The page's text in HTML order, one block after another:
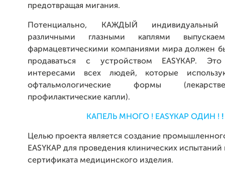
предотвращая мигания.
Потенциально, КАЖДЫЙ
различными глазными каплями
фармацевтическими компаниями мира должен
продаваться с устройством EASYKAP. Это
интересами всех людей, которые
офтальмологические формы
профилактические капли).
КАПЕЛЬ МНОГО ! EASYKAP ОДИН ! !
Целью проекта является создание
EASYKAP для проведения клинических
сертификата медицинского изделия.